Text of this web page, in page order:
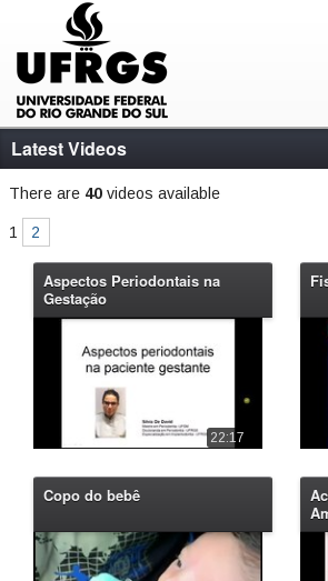
Latest Videos
There are 40 videos available
1 2
Aspectos Periodontais na
Gestação
22:17
Copo do bebê